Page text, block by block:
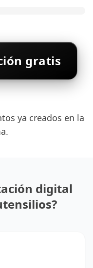
gratis
ya creados en la
digital